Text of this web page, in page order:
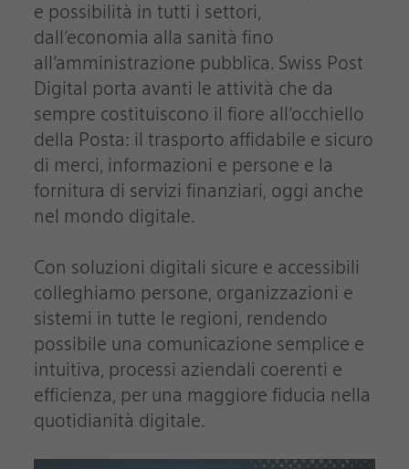
e possibilità in tutti i settori,
dall’economia alla sanità fino
all’amministrazione pubblica. Swiss Post
Digital porta avanti le attività che da
sempre costituiscono il fiore all’occhiello
della Posta: il trasporto affidabile e sicuro
di merci, informazioni e persone e la
fornitura di servizi finanziari, oggi anche
nel mondo digitale.
Con soluzioni digitali sicure e accessibili
colleghiamo persone, organizzazioni e
sistemi in tutte le regioni, rendendo
possibile una comunicazione semplice e
intuitiva, processi aziendali coerenti e
efficienza, per una maggiore fiducia nella
quotidianità digitale.